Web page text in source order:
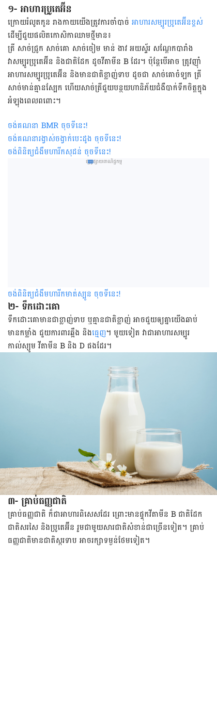
១- អាហារប្រូតេអ៊ីន
ក្រោយរំលូតកូន រាងកាយយើងត្រូវការចាំបាច់ អាហារសម្បូរប្រូតេអ៊ីនខ្ពស់
ដើម្បីជួយផលិតកោសិកាឈាមថ្មីមាន៖
ត្រី សាច់ជ្រូក សាច់គោ សាច់ចៀម មាន់ ងាវ អយស្ទ័រ សណ្តែកបារាំង
វាសម្បូរប្រូតេអ៊ីន និងជាតិដែក ដូចវីតាមីន B ដែរ។ ប៉ុន្តែបើអាច ត្រូវញ៉ាំ
អាហារសម្បូរប្រូតេអ៊ីន និងមានជាតិខ្លាញ់ទាប ដូចជា សាច់គោចំឡក ត្រី
សាច់មាន់គ្មានស្បែក ហើយសាច់ត្រីជួយបន្ថយហានិភ័យជំងឺបាក់ទឹកចិត្តក្នុង
អំឡុងពេលពពោះ។
ចង់គណនា BMR ចុចទីនេះ!
ចង់គណនារង្វាស់ចង្វាក់បេះដូង ចុចទីនេះ!
ចង់ពិនិត្យជំងឺមហារីកសុដន់ ចុចទីនេះ!
ផ្សព្វផ្សាយពាណិជ្ជកម្ម
ចង់ពិនិត្យជំងឺមហារីកមាត់ស្បូន ចុចទីនេះ!
២- ទឹកដោះគោ
ទឹកដោះគោមានជាខ្លាញ់ទាប ឬគ្មានជាតិខ្លាញ់ អាចជួយឲ្យគ្នាយើងឆាប់
មានកម្លាំង ជួយការពារឆ្អឹង និងធ្មេញ។ មួយទៀត វាជាអាហារសម្បូរ
កាល់ស្យូម វីតាមីន B និង D ផងដែរ។
៣- គ្រាប់ធញ្ញជាតិ
គ្រាប់ធញ្ញជាតិ ក៏ជាអាហារពិសេសដែរ ព្រោះមានផ្ទុកវីតាមីន B ជាតិដែក
ជាតិសរសៃ និងប្រូតេអ៊ីន រួមជាមួយសារជាតិសំខាន់ជាច្រើនទៀត។ គ្រាប់
ធញ្ញជាតិមានជាតិស្ករទាប អាចរក្សាទម្ងន់ថែមទៀត។